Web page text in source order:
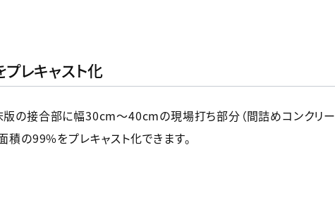
レキャスト化
版の接合部に幅30cm～40cmの現場打ち部分（間詰めコンクリ
の99%をプレキャスト化できます。